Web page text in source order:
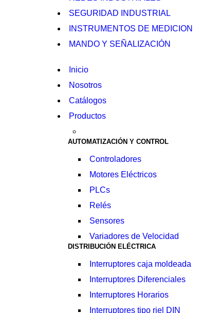
SEGURIDAD INDUSTRIAL
INSTRUMENTOS DE MEDICION
MANDO Y SEÑALIZACIÓN
Inicio
Nosotros
Catálogos
Productos
AUTOMATIZACIÓN Y CONTROL
Controladores
Motores Eléctricos
PLCs
Relés
Sensores
Variadores de Velocidad
DISTRIBUCIÓN ELÉCTRICA
Interruptores caja moldeada
Interruptores Diferenciales
Interruptores Horarios
Interruptores tipo riel DIN